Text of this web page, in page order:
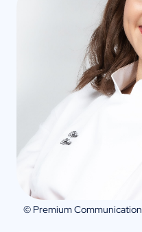
© Premium Communication